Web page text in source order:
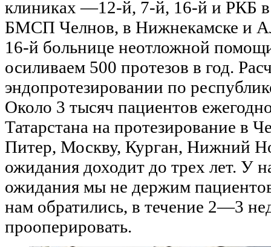
клиниках —12-й, 7-й, 16-й и РКБ в
БМСП Челнов, в Нижнекамске и
16-й больнице неотложной
осиливаем 500 протезов в год.
эндопротезировании по
Около 3 тысяч пациентов
Татарстана на протезирование в
Питер, Москву, Курган, Нижний
ожидания доходит до трех лет. У
ожидания мы не держим
нам обратились, в течение 2—3
прооперировать.